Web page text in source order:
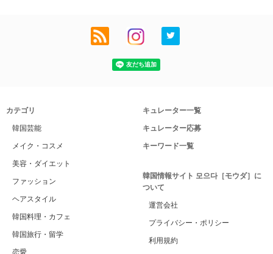
カテゴリ
韓国芸能
メイク・コスメ
美容・ダイエット
ファッション
ヘアスタイル
韓国料理・カフェ
韓国旅行・留学
恋愛
キュレーター一覧
キュレーター応募
キーワード一覧
韓国情報サイト 모으다［モウダ］に
ついて
運営会社
プライバシー・ポリシー
利用規約